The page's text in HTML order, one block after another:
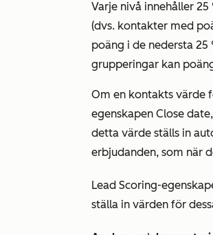
Varje nivå innehåller
(dvs. kontakter med
poäng i de nedersta 25
grupperingar kan
Om en kontakts värde
egenskapen Close date
detta värde ställs in
erbjudanden, som när
Lead Scoring-
ställa in värden för